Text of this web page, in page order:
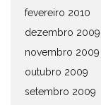
fevereiro 2010
dezembro 2009
novembro 2009
outubro 2009
setembro 2009